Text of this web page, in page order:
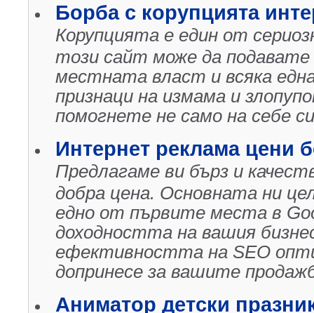
Борба с корупцията
Корупцията е един от
този сайт може да подавате
местната власт и всяка
признаци на измама и
помогнете не само на себе
Интернет реклама цени
Предлагаме ви бърз и
добра цена. Основната ни
едно от първите места в
доходността на вашия
ефективността на SEO
допринесе за вашите
Аниматор детски